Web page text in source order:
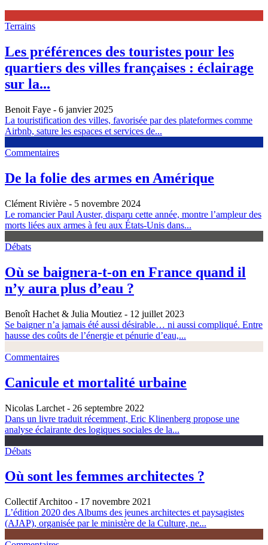
Terrains
Les préférences des touristes pour les
quartiers des villes françaises : éclairage
sur la...
Benoit Faye - 6 janvier 2025
La touristification des villes, favorisée par des plateformes comme
Airbnb, sature les espaces et services de...
Commentaires
De la folie des armes en Amérique
Clément Rivière - 5 novembre 2024
Le romancier Paul Auster, disparu cette année, montre l’ampleur des
morts liées aux armes à feu aux États-Unis dans...
Débats
Où se baignera-t-on en France quand il
n’y aura plus d’eau ?
Benoît Hachet & Julia Moutiez - 12 juillet 2023
Se baigner n’a jamais été aussi désirable… ni aussi compliqué. Entre
hausse des coûts de l’énergie et pénurie d’eau,...
Commentaires
Canicule et mortalité urbaine
Nicolas Larchet - 26 septembre 2022
Dans un livre traduit récemment, Eric Klinenberg propose une
analyse éclairante des logiques sociales de la...
Débats
Où sont les femmes architectes ?
Collectif Architoo - 17 novembre 2021
L’édition 2020 des Albums des jeunes architectes et paysagistes
(AJAP), organisée par le ministère de la Culture, ne...